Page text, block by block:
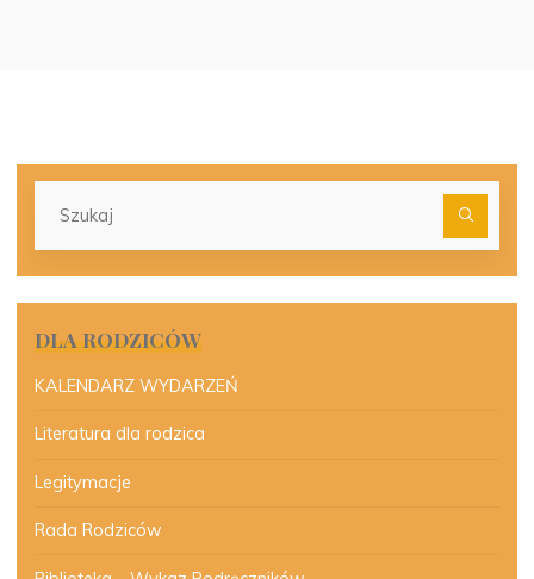
DLA RODZICÓW
KALENDARZ WYDARZEŃ
Literatura dla rodzica
Legitymacje
Rada Rodziców